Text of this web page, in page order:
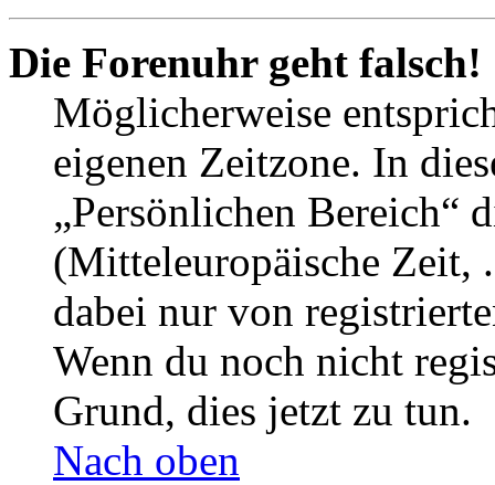
Die Forenuhr geht falsch!
Möglicherweise
eigenen Zeitzone. In
„Persönlichen Bereich“
(Mitteleuropäische Zeit,
dabei nur von
Wenn du noch nicht
Grund, dies jetzt zu tun.
Nach oben